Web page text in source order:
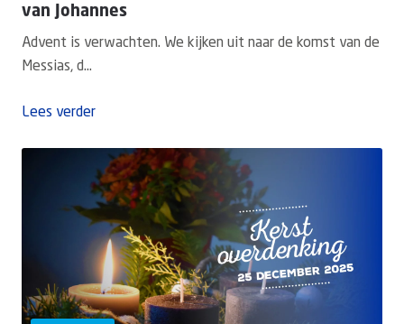
van Johannes
Advent is verwachten. We kijken uit naar de komst van de
Messias, d...
Lees verder